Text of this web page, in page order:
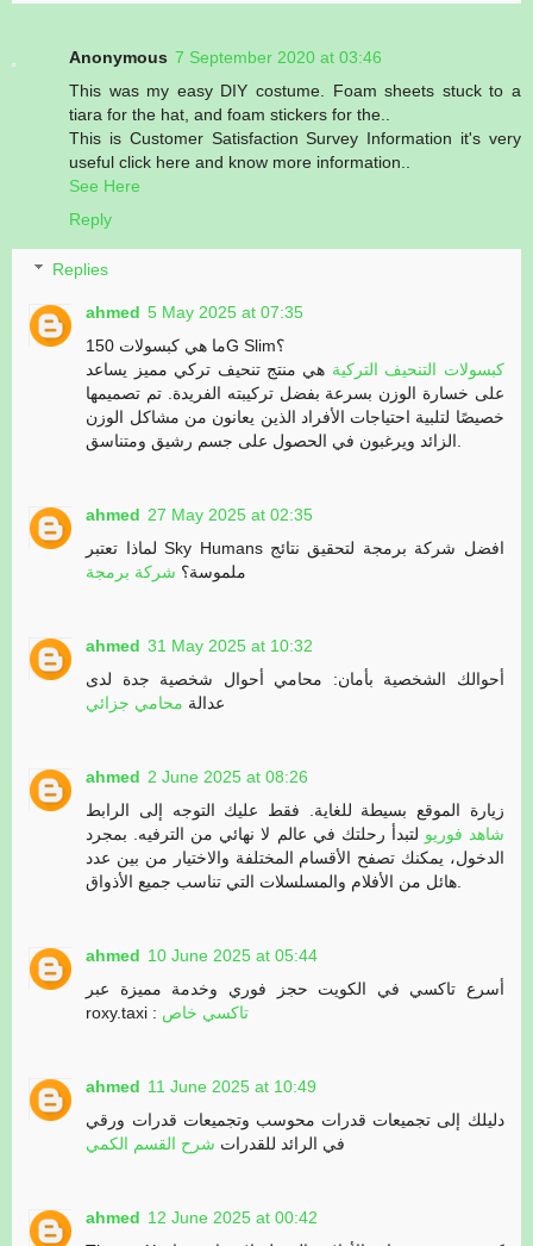
Anonymous 7 September 2020 at 03:46
This was my easy DIY costume. Foam sheets stuck to a
tiara for the hat, and foam stickers for the..
This is Customer Satisfaction Survey Information it's very
useful click here and know more information..
See Here
Reply
Replies
ahmed 5 May 2025 at 07:35
ما هي كبسولات 150G Slim؟
كبسولات التنحيف التركية هي منتج تنحيف تركي مميز يساعد
على خسارة الوزن بسرعة بفضل تركيبته الفريدة. تم تصميمها
خصيصًا لتلبية احتياجات الأفراد الذين يعانون من مشاكل الوزن
ahmed 27 May 2025 at 02:35
لماذا تعتبر Sky Humans افضل شركة برمجة لتحقيق نتائج
ملموسة؟ شركة برمجة
ahmed 31 May 2025 at 10:32
أحوالك الشخصية بأمان: محامي أحوال شخصية جدة لدى
عدالة محامي جزائي
ahmed 2 June 2025 at 08:26
زيارة الموقع بسيطة للغاية. فقط عليك التوجه إلى الرابط
شاهد فوريو لتبدأ رحلتك في عالم لا نهائي من الترفيه. بمجرد
الدخول، يمكنك تصفح الأقسام المختلفة والاختيار من بين عدد
ahmed 10 June 2025 at 05:44
أسرع تاكسي في الكويت حجز فوري وخدمة مميزة عبر
roxy.taxi : تاكسي خاص
ahmed 11 June 2025 at 10:49
دليلك إلى تجميعات قدرات محوسب وتجميعات قدرات ورقي
في الرائد للقدرات شرح القسم الكمي
ahmed 12 June 2025 at 00:42